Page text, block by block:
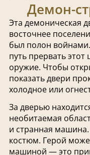
Демон-
Эта демоническая
восточнее
был полон
путь прервать
оружие. Чтобы
показать двери
холодное или
За дверью
необитаемая
и странная
костюм. Герой
машиной — это